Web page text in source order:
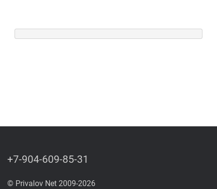
+7-904-609-85-31
© Privalov Net 2009-2026